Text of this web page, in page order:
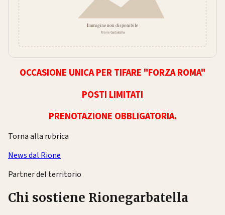
OCCASIONE UNICA PER TIFARE "FORZA ROMA"
POSTI LIMITATI
PRENOTAZIONE OBBLIGATORIA.
Torna alla rubrica
News dal Rione
Partner del territorio
Chi sostiene Rionegarbatella